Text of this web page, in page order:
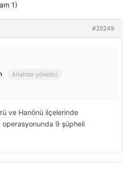
1)
#25249
Anahtar yönetici
ve Hanönü ilçelerinde
9 şüpheli